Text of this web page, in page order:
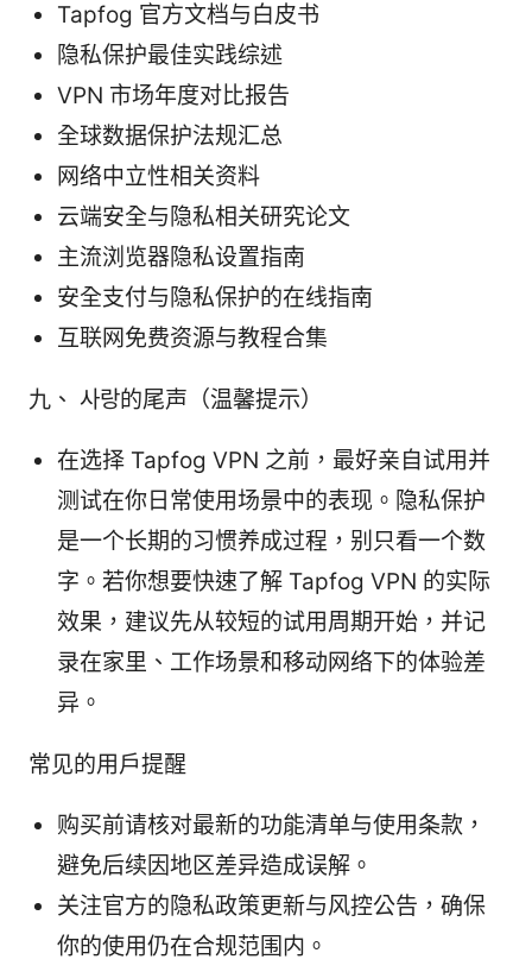
Tapfog 官方文档与白皮书
隐私保护最佳实践综述
VPN 市场年度对比报告
全球数据保护法规汇总
网络中立性相关资料
云端安全与隐私相关研究论文
主流浏览器隐私设置指南
安全支付与隐私保护的在线指南
互联网免费资源与教程合集
九、 사랑的尾声（温馨提示）
在选择 Tapfog VPN 之前，最好亲自试用并
测试在你日常使用场景中的表现。隐私保护
是一个长期的习惯养成过程，别只看一个数
字。若你想要快速了解 Tapfog VPN 的实际
效果，建议先从较短的试用周期开始，并记
录在家里、工作场景和移动网络下的体验差
异。
常见的用户提醒
购买前请核对最新的功能清单与使用条款，
避免后续因地区差异造成误解。
关注官方的隐私政策更新与风控公告，确保
你的使用仍在合规范围内。